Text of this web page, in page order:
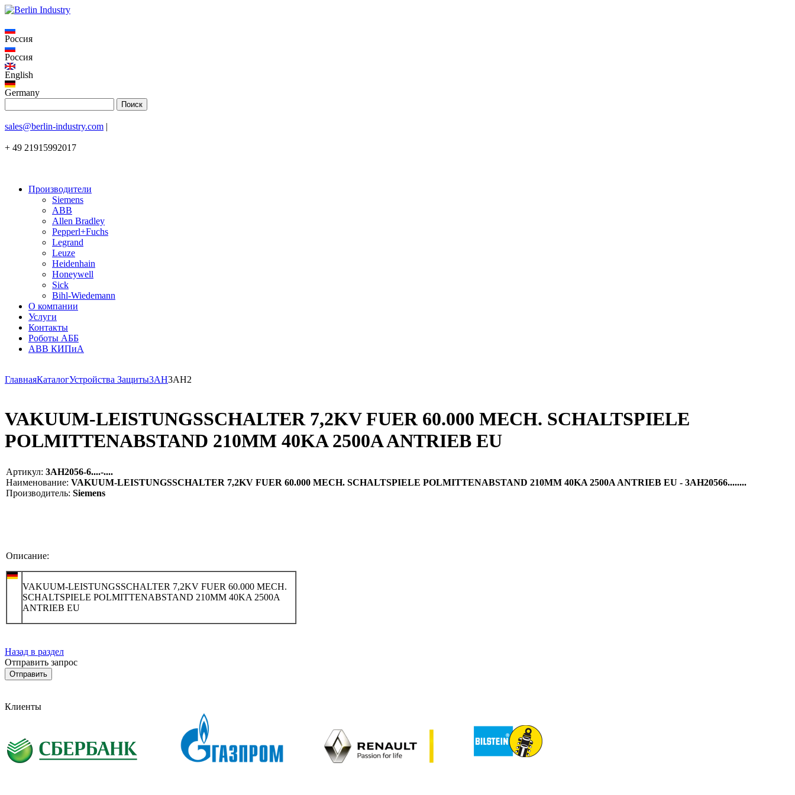
Россия
Россия
English
Germany
sales@berlin-industry.com |
+ 49 21915992017
Производители
Siemens
ABB
Allen Bradley
Pepperl+Fuchs
Legrand
Leuze
Heidenhain
Honeywell
Sick
Bihl-Wiedemann
О компании
Услуги
Контакты
Роботы АББ
ABB КИПиА
ГлавнаяКаталогУстройства Защиты3AH3AH2
VAKUUM-LEISTUNGSSCHALTER 7,2KV FUER 60.000 MECH. SCHALTSPIELE
POLMITTENABSTAND 210MM 40KA 2500A ANTRIEB EU
Артикул: 3AH2056-6....-....
Наименование: VAKUUM-LEISTUNGSSCHALTER 7,2KV FUER 60.000 MECH. SCHALTSPIELE POLMITTENABSTAND 210MM 40KA 2500A ANTRIEB EU - 3AH20566........
Производитель: Siemens
Описание:
VAKUUM-LEISTUNGSSCHALTER 7,2KV FUER 60.000 MECH.
SCHALTSPIELE POLMITTENABSTAND 210MM 40KA 2500A
ANTRIEB EU
Назад в раздел
Отправить запрос
Клиенты